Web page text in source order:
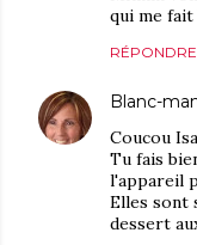
qui me fait
RÉPONDRE
Blanc-
Coucou
Tu fais
l'appareil
Elles sont
dessert